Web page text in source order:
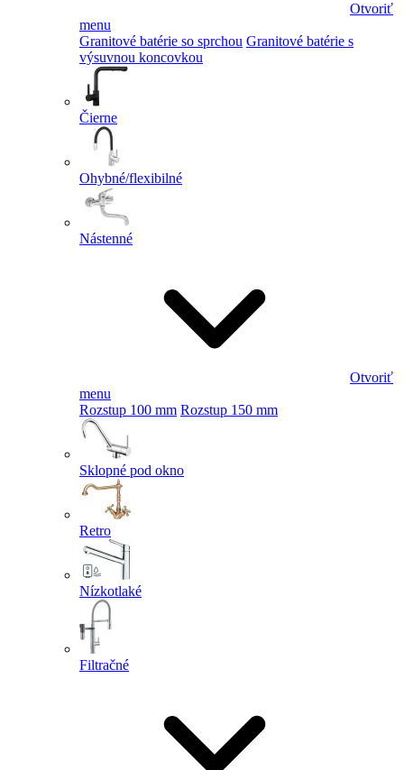
Otvoriť
menu
Granitové batérie so sprchou Granitové batérie s
výsuvnou koncovkou
Čierne
Ohybné/flexibilné
Nástenné
Otvoriť
menu
Rozstup 100 mm Rozstup 150 mm
Sklopné pod okno
Retro
Nízkotlaké
Filtračné